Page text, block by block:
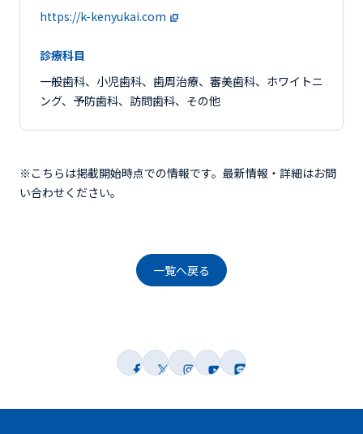
https://k-kenyukai.com
診療科目
一般歯科、小児歯科、歯周治療、審美歯科、ホワイトニ
ング、予防歯科、訪問歯科、その他
※こちらは掲載開始時点での情報です。最新情報・詳細はお問
い合わせください。
一覧へ戻る